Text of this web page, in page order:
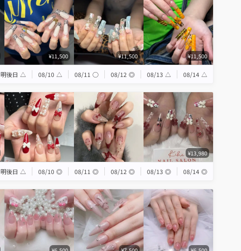
¥11,500 ¥11,500 ¥11,500
明後日 △ 08/10 △ 08/11 ◯ 08/12 ◎ 08/13 △ 08/14 △
¥13,980
明後日 △ 08/10 ◎ 08/11 ◎ 08/12 ◎ 08/13 ◎ 08/14 ◎